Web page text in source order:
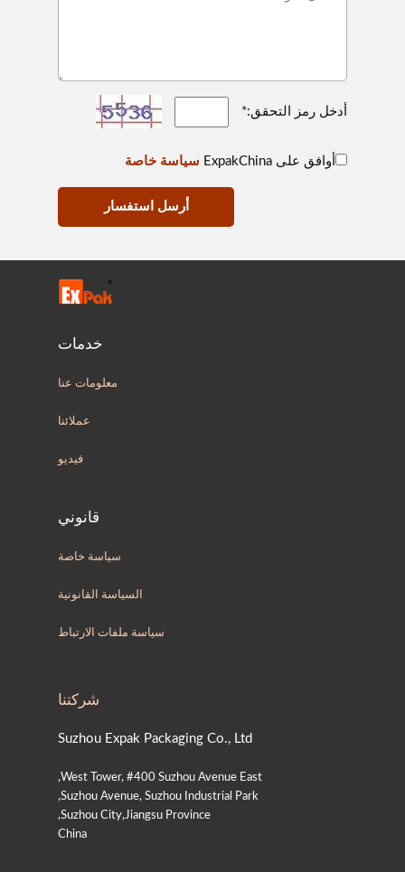
أدخل رمز التحقق:*
أوافق على ExpakChina سياسة خاصة
أرسل استفسار
خدمات
معلومات عنا
عملائنا
فيديو
قانوني
سياسة خاصة
السياسة القانونية
سياسة ملفات الارتباط
شركتنا
Suzhou Expak Packaging Co., Ltd
West Tower, #400 Suzhou Avenue East,
Suzhou Avenue, Suzhou Industrial Park,
Suzhou City,Jiangsu Province,
China